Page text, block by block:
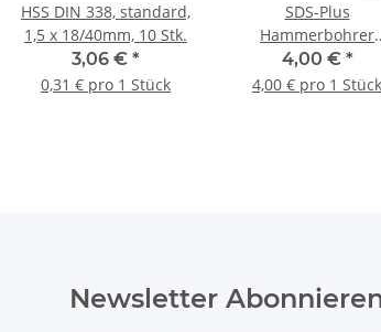
HSS DIN 338, standard,
1,5 x 18/40mm, 10 Stk.
3,06 € *
0,31 € pro 1 Stück
SDS-Plus
Hammerbohrer
14x100x165mm
4,00 € *
4,00 € pro 1 Stück
Newsletter